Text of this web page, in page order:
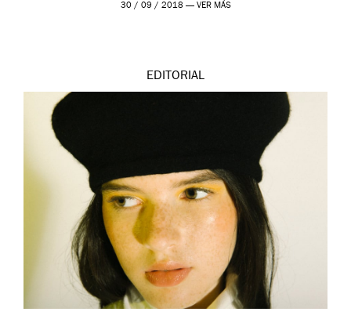
30 / 09 / 2018 — VER MÁS
EDITORIAL